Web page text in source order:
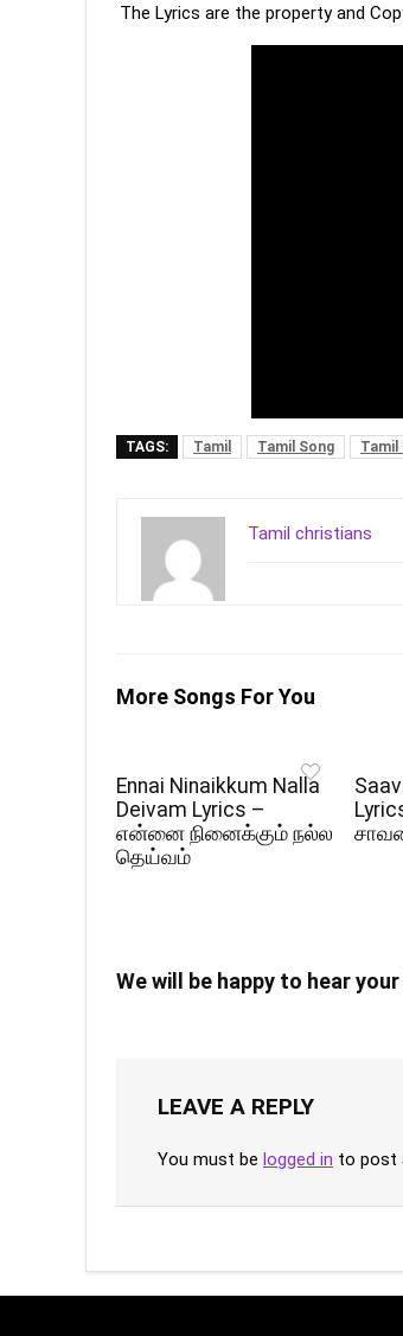
The Lyrics are the property and
TAGS: Tamil Tamil Song Tamil
Tamil christians
More Songs For You
Ennai Ninaikkum Nalla
Deivam Lyrics –
என்னை நினைக்கும் நல்ல
தெய்வம்
We will be happy to hear
LEAVE A REPLY
You must be logged in to post